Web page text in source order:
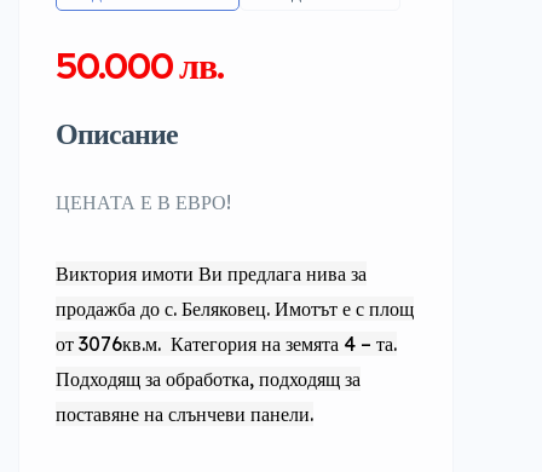
50.000 лв.
Описание
ЦЕНАТА Е В ЕВРО!
Виктория имоти Ви предлага нива за
продажба до с. Беляковец. Имотът е с площ
от 3076кв.м. Категория на земята 4 – та.
Подходящ за обработка, подходящ за
поставяне на слънчеви панели.